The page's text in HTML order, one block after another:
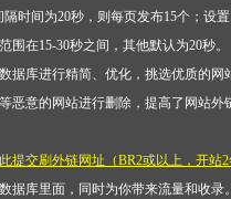
时间为20秒，则每页发布15个；设置
围在15-30秒之间，其他默认为20秒
据库进行精简、优化，挑选优质的网
恶意的网站进行删除，提高了网站外
提交刷外链网址（BR2或以上，开站
据库里面，同时为你带来流量和收录